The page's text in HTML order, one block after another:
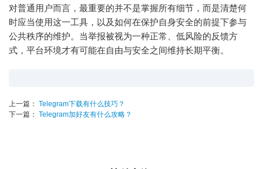
对普通用户而言，最重要的并不是掌握所有细节，而是清楚何
时应当使用这一工具，以及如何在保护自身安全的前提下参与
公共秩序的维护。当举报被视为一种正常、低风险的反馈方
式，平台环境才有可能在自由与安全之间维持长期平衡。
上一篇： Telegram下载有什么技巧？
下一篇： Telegram加好友有什么攻略？